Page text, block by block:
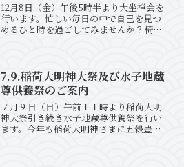
12月8日（金）午後5時半より大坐禅会を
行います。忙しい毎日の中で自己を見つ
めるひと時を過ごしてみませんか？椅子
ください。
7.9.稲荷大明神大祭及び水子地蔵
尊供養祭のご案内
７月９日（日）午前１１時より稲荷大明
神大祭引き続き水子地蔵尊供養祭を行い
ます。今年も稲荷大明神さまに五穀豊